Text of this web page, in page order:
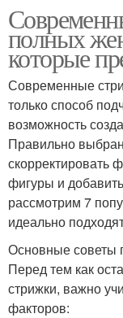
полных
которые
Современные
только способ
возможность
Правильно
скорректировать
фигуры и
рассмотрим 7
идеально
Основные советы
Перед тем как
стрижки, важно
факторов: